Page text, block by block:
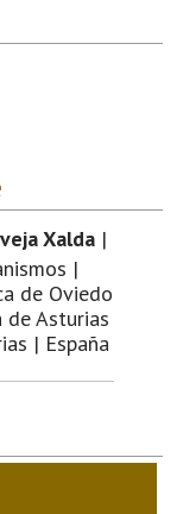
Xalda |
|
de Oviedo
de Asturias
| España